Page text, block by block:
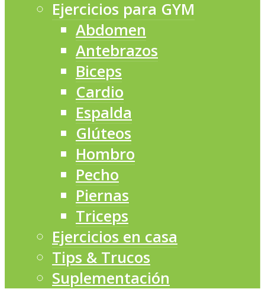
Ejercicios para GYM
Abdomen
Antebrazos
Biceps
Cardio
Espalda
Glúteos
Hombro
Pecho
Piernas
Triceps
Ejercicios en casa
Tips & Trucos
Suplementación